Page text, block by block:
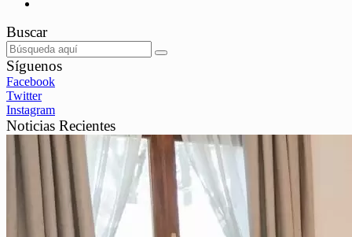
Buscar
Síguenos
Facebook
Twitter
Instagram
Noticias Recientes